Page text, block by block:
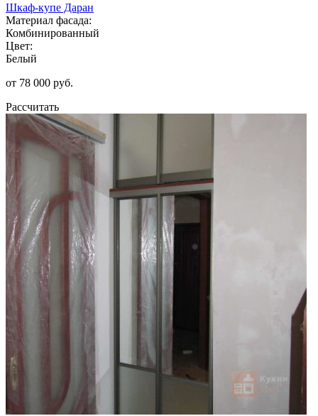
Шкаф-купе Даран
Материал фасада:
Комбинированный
Цвет:
Белый
от 78 000 руб.
Рассчитать